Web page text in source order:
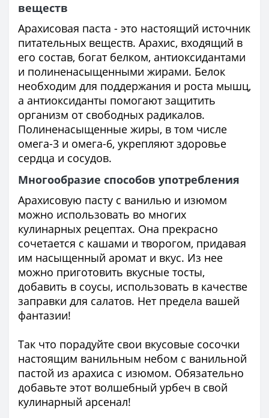
веществ
Арахисовая паста - это настоящий источник
питательных веществ. Арахис, входящий в
его состав, богат белком, антиоксидантами
и полиненасыщенными жирами. Белок
необходим для поддержания и роста мышц,
а антиоксиданты помогают защитить
организм от свободных радикалов.
Полиненасыщенные жиры, в том числе
омега-3 и омега-6, укрепляют здоровье
сердца и сосудов.
Многообразие способов употребления
Арахисовую пасту с ванилью и изюмом
можно использовать во многих
кулинарных рецептах. Она прекрасно
сочетается с кашами и творогом, придавая
им насыщенный аромат и вкус. Из нее
можно приготовить вкусные тосты,
добавить в соусы, использовать в качестве
заправки для салатов. Нет предела вашей
фантазии!
Так что порадуйте свои вкусовые сосочки
настоящим ванильным небом с ванильной
пастой из арахиса с изюмом. Обязательно
добавьте этот волшебный урбеч в свой
кулинарный арсенал!